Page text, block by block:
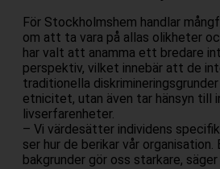
För Stockholmshem handlar
om att ta vara på allas olikheter
har valt att anamma ett bredare
perspektiv, vilket innebär att de
traditionella
etnicitet, utan även tar hänsyn till
livserfarenheter.
– Vi värdesätter individens
ser hur de berikar vår organisation.
bakgrunder gör oss starkare,